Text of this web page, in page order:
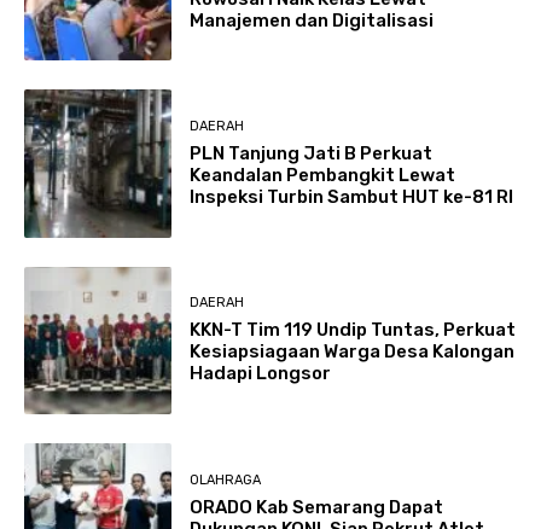
Manajemen dan Digitalisasi
DAERAH
PLN Tanjung Jati B Perkuat
Keandalan Pembangkit Lewat
Inspeksi Turbin Sambut HUT ke-81 RI
DAERAH
KKN-T Tim 119 Undip Tuntas, Perkuat
Kesiapsiagaan Warga Desa Kalongan
Hadapi Longsor
OLAHRAGA
ORADO Kab Semarang Dapat